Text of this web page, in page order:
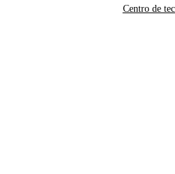
Centro de